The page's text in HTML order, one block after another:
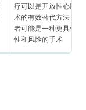
疗可以是开放性心脏手
术的有效替代方法，后
者可能是一种更具侵入
性和风险的手术